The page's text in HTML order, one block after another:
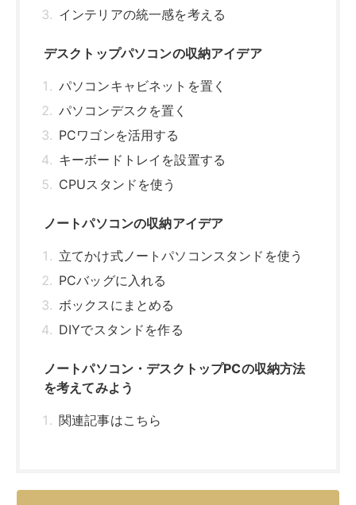
インテリアの統一感を考える
デスクトップパソコンの収納アイデア
パソコンキャビネットを置く
パソコンデスクを置く
PCワゴンを活用する
キーボードトレイを設置する
CPUスタンドを使う
ノートパソコンの収納アイデア
立てかけ式ノートパソコンスタンドを使う
PCバッグに入れる
ボックスにまとめる
DIYでスタンドを作る
ノートパソコン・デスクトップPCの収納方法
を考えてみよう
関連記事はこちら